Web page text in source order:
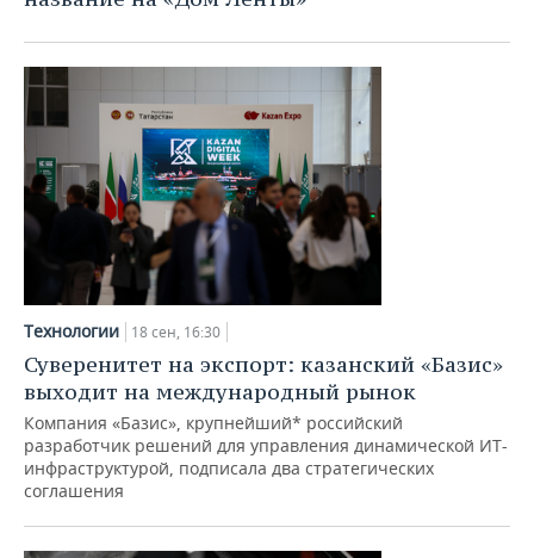
Технологии 18 сен, 16:30
Суверенитет на экспорт: казанский «Базис»
выходит на международный рынок
Компания «Базис», крупнейший* российский
разработчик решений для управления динамической ИТ-
инфраструктурой, подписала два стратегических
соглашения